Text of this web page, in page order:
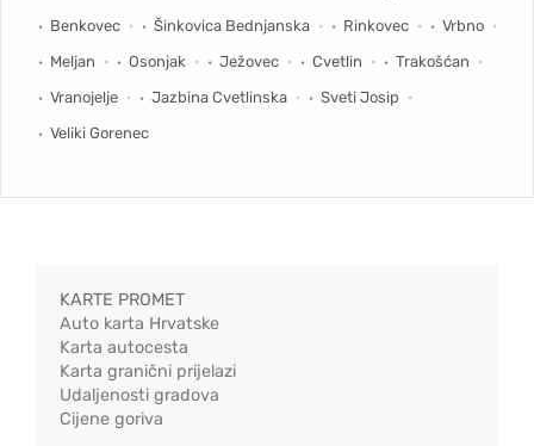
Benkovec
Šinkovica Bednjanska Rinkovec
Vrbno
Meljan
Osonjak Ježovec Cvetlin
Trakošćan
Vranojelje
Jazbina Cvetlinska
Sveti Josip
Veliki Gorenec
KARTE PROMET
Auto karta Hrvatske
Karta autocesta
Karta granični prijelazi
Udaljenosti gradova
Cijene goriva